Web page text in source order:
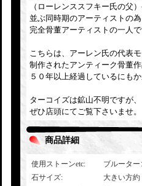
（ローレンススフキー氏の父
並ぶ同時期のアーティストの
完全骨董アーティストの一人
こちらは、アーレン氏の代表
制作されたアンティーク骨董
５０年以上経過しているにも
ターコイズは鉱山不明ですが
ぜひ店頭にてご覧下さいませ。
商品詳細
使用ストーンetc:
ブルータ
石サイズ:
大きい方